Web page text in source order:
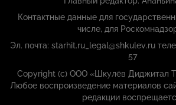
Контактные данные для
числе, для
Эл. почта: starhit.ru_legal@shkulev.ru
57
Copyright (с) ООО «Шкулёв Диджитал
Любое воспроизведение материалов
редакции